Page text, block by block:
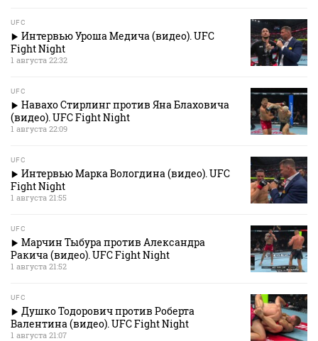
UFC
Интервью Уроша Медича (видео). UFC
Fight Night
1 августа 22:32
UFC
Навахо Стирлинг против Яна Блаховича
(видео). UFC Fight Night
1 августа 22:09
UFC
Интервью Марка Вологдина (видео). UFC
Fight Night
1 августа 21:55
UFC
Марчин Тыбура против Александра
Ракича (видео). UFC Fight Night
1 августа 21:52
UFC
Душко Тодорович против Роберта
Валентина (видео). UFC Fight Night
1 августа 21:07